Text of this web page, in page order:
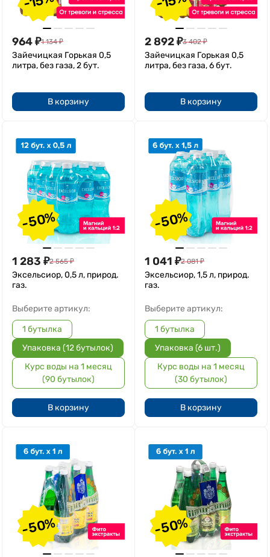
964₽1 134 ₽
Зайечицкая Горькая 0,5
литра, без газа, 2 бут.
В корзину
2 892₽3 402 ₽
Зайечицкая Горькая 0,5
литра, без газа, 6 бут.
В корзину
-50%
1 283 ₽2 565 ₽
Эксельсиор, 0,5 л, природ.
газ.
Выберите артикул:
1 бутылка
Упаковка (12 бутылок)
Курс воды на 1 месяц
(90 бутылок)
В корзину
-50%
1 041 ₽2 081 ₽
Эксельсиор, 1,5 л, природ.
газ.
Выберите артикул:
1 бутылка
Упаковка (6 шт.)
Курс воды на 1 месяц
(30 бутылок)
В корзину
-50% -50%